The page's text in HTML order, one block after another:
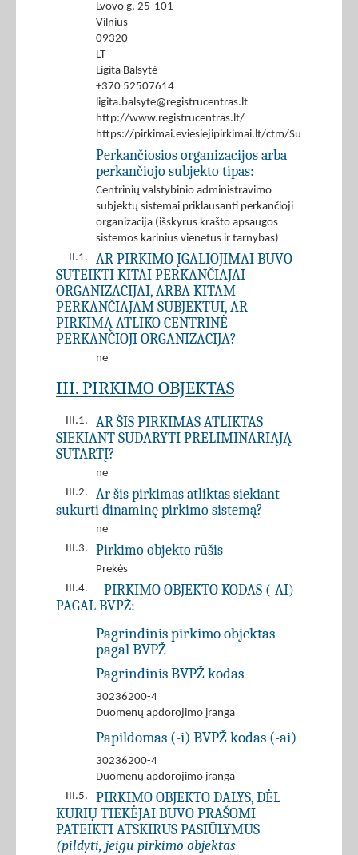
Lvovo g. 25-101
Vilnius
09320
LT
Ligita Balsytė
+370 52507614
ligita.balsyte@registrucentras.lt
http://www.registrucentras.lt/
https://pirkimai.eviesiejipirkimai.lt/ctm/Supplier/
Perkančiosios organizacijos arba
perkančiojo subjekto tipas:
Centrinių valstybinio administravimo
subjektų sistemai priklausanti perkančioji
organizacija (išskyrus krašto apsaugos
sistemos karinius vienetus ir tarnybas)
II.1.
AR PIRKIMO ĮGALIOJIMAI BUVO
SUTEIKTI KITAI PERKANČIAJAI
ORGANIZACIJAI, ARBA KITAM
PERKANČIAJAM SUBJEKTUI, AR
PIRKIMĄ ATLIKO CENTRINĖ
PERKANČIOJI ORGANIZACIJA?
ne
III. PIRKIMO OBJEKTAS
III.1.
AR ŠIS PIRKIMAS ATLIKTAS
SIEKIANT SUDARYTI PRELIMINARIĄJĄ
SUTARTĮ?
ne
III.2.
Ar šis pirkimas atliktas siekiant
sukurti dinaminę pirkimo sistemą?
ne
III.3.
Pirkimo objekto rūšis
Prekės
III.4.
PIRKIMO OBJEKTO KODAS (-AI)
PAGAL BVPŽ:
Pagrindinis pirkimo objektas
pagal BVPŽ
Pagrindinis BVPŽ kodas
30236200-4
Duomenų apdorojimo įranga
Papildomas (-i) BVPŽ kodas (-ai)
30236200-4
Duomenų apdorojimo įranga
III.5.
PIRKIMO OBJEKTO DALYS, DĖL
KURIŲ TIEKĖJAI BUVO PRAŠOMI
PATEIKTI ATSKIRUS PASIŪLYMUS
(pildyti, jeigu pirkimo objektas